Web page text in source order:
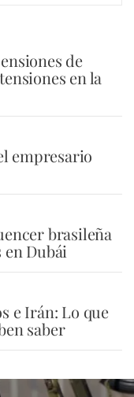
de
en la
empresario
brasileña
Dubái
e Irán: Lo que
saber